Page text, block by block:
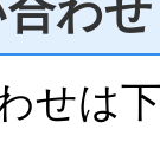
わせ
せは